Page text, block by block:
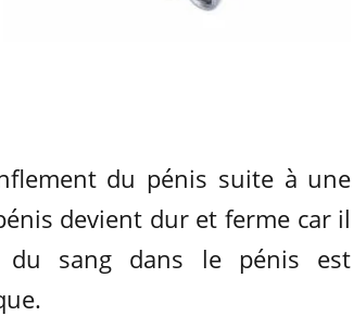
du pénis suite à une
devient dur et ferme car il
du sang dans le pénis est